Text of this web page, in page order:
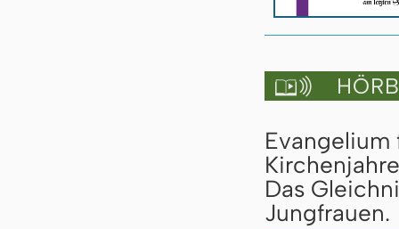

Evangelium
Das
Jungfrauen.